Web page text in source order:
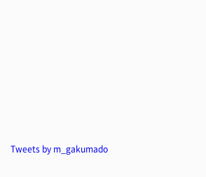
Tweets by m_gakumado